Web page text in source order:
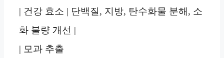
| 건강 효소 | 단백질, 지방, 탄수화물 분해, 소
화 불량 개선 |
| 모과 추출